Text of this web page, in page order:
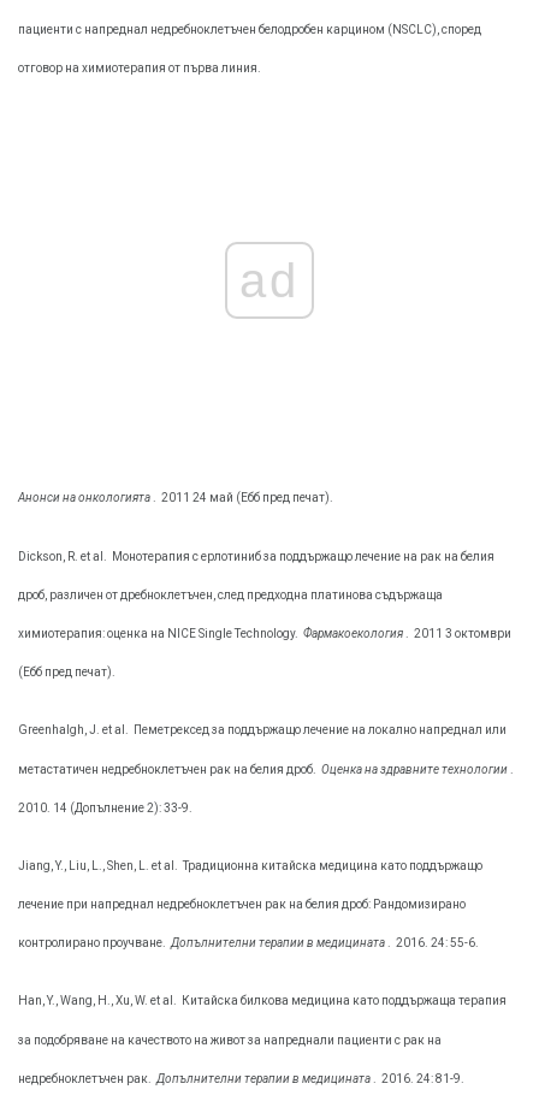
пациенти с напреднал недребноклетъчен белодробен карцином (NSCLC), според
отговор на химиотерапия от първа линия.
ad
Анонси на онкологията. 2011 24 май (Ебб пред печат).
Dickson, R. et al. Монотерапия с ерлотиниб за поддържащо лечение на рак на белия
дроб, различен от дребноклетъчен, след предходна платинова съдържаща
химиотерапия: оценка на NICE Single Technology. Фармакоекология 2011 3 октомври
(Ебб пред печат).
Greenhalgh, J. et al. Пеметрексед за поддържащо лечение на локално напреднал или
метастатичен недребноклетъчен рак на белия дроб. Оценка на здравните технологии
2010. 14 (Допълнение 2): 33-9.
Jiang, Y., Liu, L., Shen, L. et al. Традиционна китайска медицина като поддържащо
лечение при напреднал недребноклетъчен рак на белия дроб: Рандомизирано
контролирано проучване. Допълнителни терапии в медицината. 2016. 24: 55-6.
Han, Y., Wang, Н., Xu, W. et al. Китайска билкова медицина като поддържаща терапия
за подобряване на качеството на живот за напреднали пациенти с рак на
недребноклетъчен рак. Допълнителни терапии в медицината 2016. 24: 81-9.